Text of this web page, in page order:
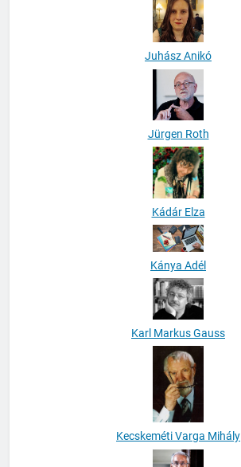
Juhász Anikó
Jürgen Roth
Kádár Elza
Kánya Adél
Karl Markus Gauss
Kecskeméti Varga Mihály